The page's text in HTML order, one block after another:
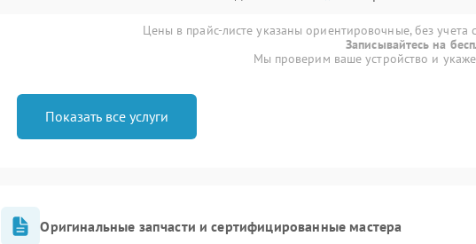
Цены в прайс-листе указаны ориентировочные, без учета
Записывайтесь на
Мы проверим ваше устройство и
Показать все услуги
Оригинальные запчасти и сертифицированные мастера